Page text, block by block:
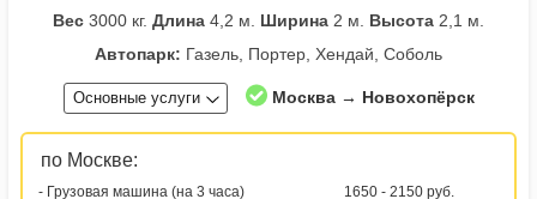
Вес 3000 кг. Длина 4,2 м. Ширина 2 м. Высота 2,1 м.
Автопарк: Газель, Портер, Хендай, Соболь
Основные услуги Москва → Новохопёрск
по Москве:
- Грузовая машина (на 3 часа)
1650 - 2150 руб.